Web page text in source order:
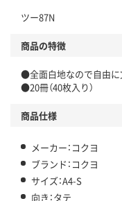
ツー87N
商品の特徴
●全面白地なので自由に
●20冊（40枚入り）
商品仕様
メーカー：コクヨ
ブランド：コクヨ
サイズ：A4-S
向き：タテ